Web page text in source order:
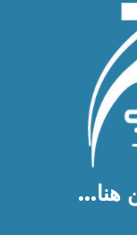
هنا...